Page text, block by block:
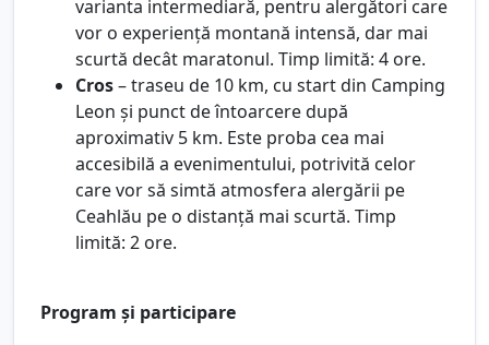
varianta intermediară, pentru alergători care
vor o experiență montană intensă, dar mai
scurtă decât maratonul. Timp limită: 4 ore.
Cros– traseu de 10 km, cu start din Camping
Leon și punct de întoarcere după
aproximativ 5 km. Este proba cea mai
accesibilă a evenimentului, potrivită celor
care vor să simtă atmosfera alergării pe
Ceahlău pe o distanță mai scurtă. Timp
limită: 2 ore.
Program și participare